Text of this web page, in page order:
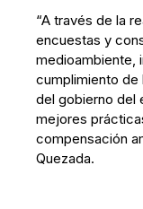
“A través de la
encuestas y
medioambiente,
cumplimiento de
del gobierno del
mejores
compensación
Quezada.